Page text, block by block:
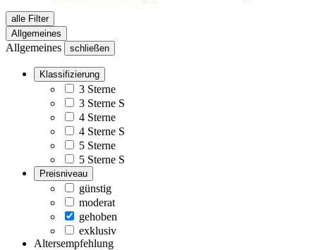
alle Filter
Allgemeines
Allgemeines schließen
Klassifizierung
3 Sterne
3 Sterne S
4 Sterne
4 Sterne S
5 Sterne
5 Sterne S
Preisniveau
günstig
moderat
gehoben
exklusiv
Altersempfehlung